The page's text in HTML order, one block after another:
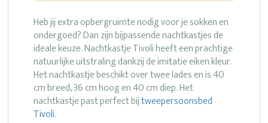
Heb jij extra opbergruimte nodig voor je sokken en
ondergoed? Dan zijn bijpassende nachtkastjes de
ideale keuze. Nachtkastje Tivoli heeft een prachtige
natuurlijke uitstraling dankzij de imitatie eiken kleur.
Het nachtkastje beschikt over twee lades en is 40
cm breed, 36 cm hoog en 40 cm diep. Het
nachtkastje past perfect bijtweepersoonsbed
Tivoli.